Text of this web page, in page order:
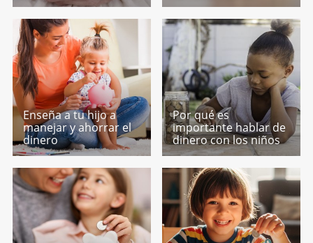
Enseña a tu hijo a
manejar y ahorrar el
dinero
Por qué es
importante hablar de
dinero con los niños